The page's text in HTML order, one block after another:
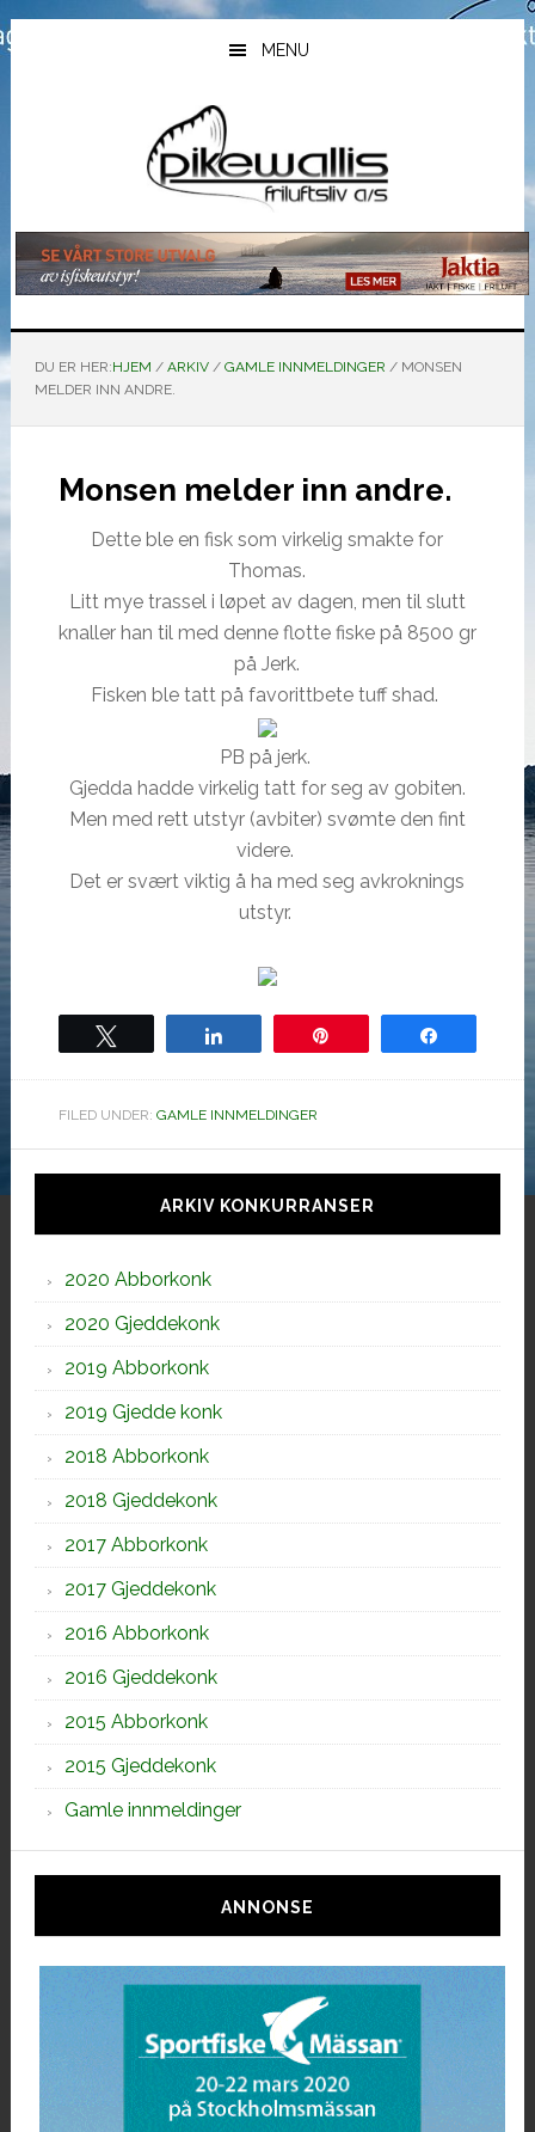
Hopp
til
Hopp
til
Hopp
til
MENU
DU ER HER:HJEM / ARKIV / GAMLE INNMELDINGER /MONSEN
MELDER INN ANDRE.
Monsen melder inn andre.
Dette ble en fisk som virkelig smakte for
Thomas.
Litt mye trassel i løpet av dagen, men til slutt
knaller han til med denne flotte fiske på 8500 gr
på Jerk.
Fisken ble tatt på favorittbete tuff shad.
PB på jerk.
Gjedda hadde virkelig tatt for seg av gobiten.
Men med rett utstyr (avbiter) svømte den fint
videre.
Det er svært viktig å ha med seg avkroknings
utstyr.
FILED UNDER: GAMLE INNMELDINGER
Hoved
ARKIV KONKURRANSER
2020 Abborkonk
2020 Gjeddekonk
2019 Abborkonk
2019 Gjedde konk
2018 Abborkonk
2018 Gjeddekonk
2017 Abborkonk
2017 Gjeddekonk
2016 Abborkonk
2016 Gjeddekonk
2015 Abborkonk
2015 Gjeddekonk
Gamle innmeldinger
ANNONSE